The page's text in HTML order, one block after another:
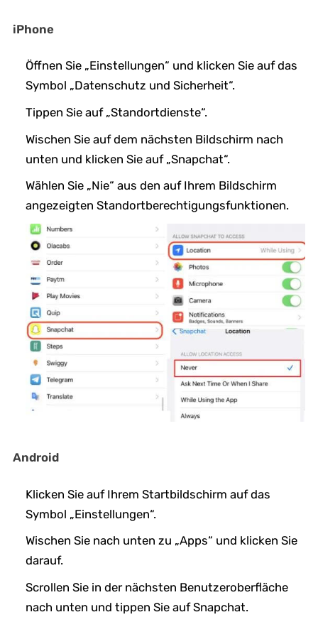
iPhone
Öffnen Sie „Einstellungen“ und klicken Sie auf das
Symbol „Datenschutz und Sicherheit“.
Tippen Sie auf „Standortdienste“.
Wischen Sie auf dem nächsten Bildschirm nach
unten und klicken Sie auf „Snapchat“.
Wählen Sie „Nie“ aus den auf Ihrem Bildschirm
angezeigten Standortberechtigungsfunktionen.
Android
Klicken Sie auf Ihrem Startbildschirm auf das
Symbol „Einstellungen“.
Wischen Sie nach unten zu „Apps“ und klicken Sie
darauf.
Scrollen Sie in der nächsten Benutzeroberfläche
nach unten und tippen Sie auf Snapchat.